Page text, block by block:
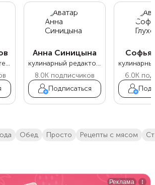
блогер @oblomoffrecipe
Анна Синицына
кулинарный редактор Food.ru
8.0K подписчиков
Подписаться
Софья
6.0K
обед просто Рецепты с мясом